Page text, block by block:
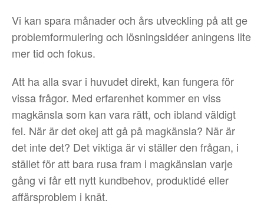
Vi kan spara månader och års utveckling på att ge
problemformulering och lösningsidéer aningens lite
mer tid och fokus.
Att ha alla svar i huvudet direkt, kan fungera för
vissa frågor. Med erfarenhet kommer en viss
magkänsla som kan vara rätt, och ibland väldigt
fel. När är det okej att gå på magkänsla? När är
det inte det? Det viktiga är vi ställer den frågan, i
stället för att bara rusa fram i magkänslan varje
gång vi får ett nytt kundbehov, produktidé eller
affärsproblem i knät.